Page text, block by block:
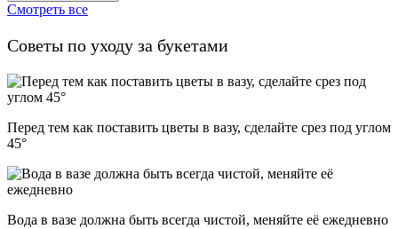
Смотреть все
Советы по уходу за букетами
Перед тем как поставить цветы в вазу, сделайте срез под углом
45°
Вода в вазе должна быть всегда чистой, меняйте её ежедневно